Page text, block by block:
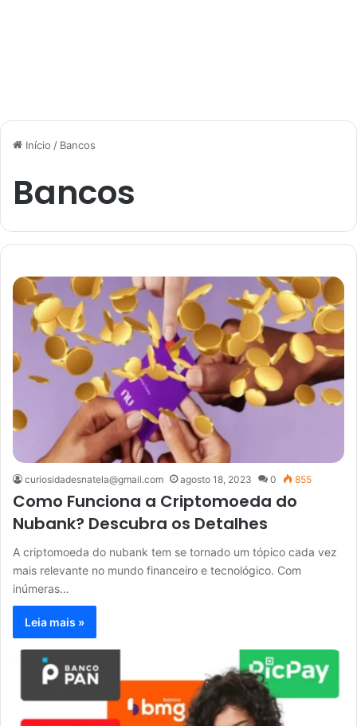
Início / Bancos
Bancos
curiosidadesnatela@gmail.com agosto 18, 2023 0 855
Como Funciona a Criptomoeda do
Nubank? Descubra os Detalhes
A criptomoeda do nubank tem se tornado um tópico cada vez
mais relevante no mundo financeiro e tecnológico. Com
inúmeras…
Leia mais »